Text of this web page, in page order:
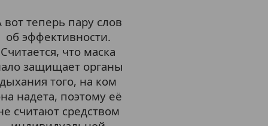
вот теперь пару слов
об эффективности.
Считается, что маска
защищает органы
дыхания того, на ком
надета, поэтому её
считают средством